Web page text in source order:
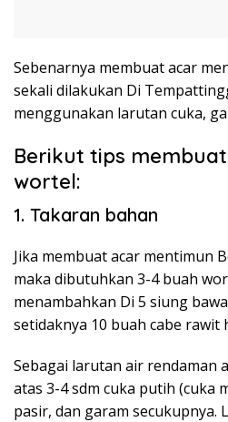
Sebenarnya membuat acar
sekali dilakukan Di
menggunakan larutan cuka,
Berikut tips
wortel:
1. Takaran bahan
Jika membuat acar mentimun
maka dibutuhkan 3-4 buah
menambahkan Di 5 siung
setidaknya 10 buah cabe rawit
Sebagai larutan air rendaman
atas 3-4 sdm cuka putih (cuka
pasir, dan garam secukupnya.